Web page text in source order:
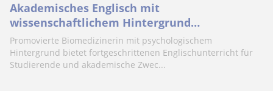
Akademisches Englisch mit
wissenschaftlichem Hintergrund
(Leopoldsdorf im Marchfelde), online oder vor
Ort
Promovierte Biomedizinerin mit psychologischem
Hintergrund bietet fortgeschrittenen Englischunterricht für
Studierende und akademische Zwec...